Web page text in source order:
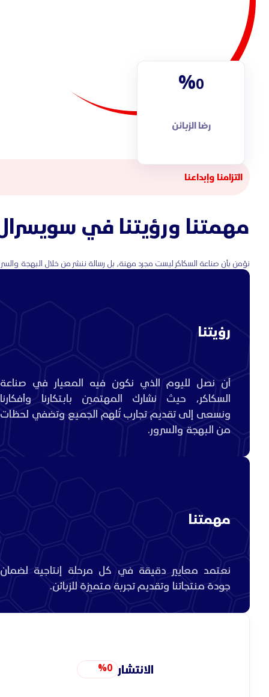
%0
رضا الزبائن
التزامنا وإبداعنا
مهمتنا ورؤيتنا في سويسرال
نؤمن بأن صناعة السكاكر ليست مجرد مهنة، بل رسالة ننشر من خلال البهجة
رؤيتنا
أن نصل لليوم الذي نكون فيه المعيار في صناعة
السكاكر، حيث نشارك المهتمين بابتكارنا وأفكارنا
ونسعى إلى تقديم تجارب تُلهم الجميع وتضفي لحظات
من البهجة والسرور.
مهمتنا
نعتمد معايير دقيقة في كل مرحلة إنتاجية لضمان
جودة منتجاتنا وتقديم تجربة متميزة للزبائن.
الانتشار %0